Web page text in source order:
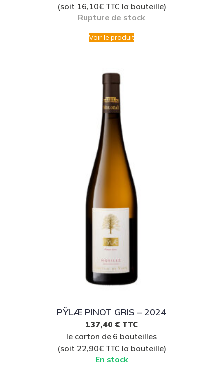
(soit 16,10€ TTC la bouteille)
Rupture de stock
Voir le produit
PŸLÆ PINOT GRIS – 2024
137,40 € TTC
le carton de 6 bouteilles
(soit 22,90€ TTC la bouteille)
En stock